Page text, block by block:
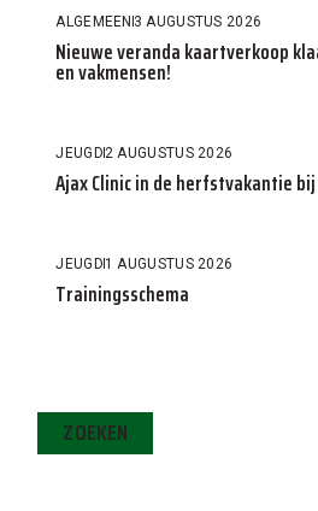
ALGEMEEN3 AUGUSTUS 2026
Nieuwe veranda kaartverkoop
en vakmensen!
JEUGD2 AUGUSTUS 2026
Ajax Clinic in de herfstvakantie bij
JEUGD1 AUGUSTUS 2026
Trainingsschema
ZOEKEN